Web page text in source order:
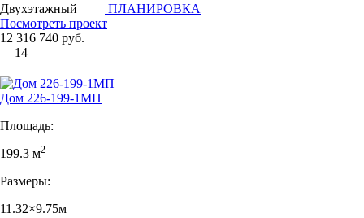
Двухэтажный
ПЛАНИРОВКА
Посмотреть проект
12 316 740 руб.
14
Дом 226-199-1МП
Площадь:
199.3 м2
Размеры:
11.32×9.75м